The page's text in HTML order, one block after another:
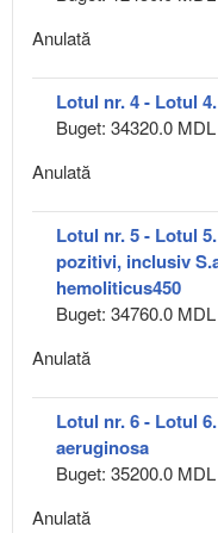
Anulată
Lotul nr. 4 - Lotul
Buget: 34320.0 MDL
Anulată
Lotul nr. 5 - Lotul
pozitivi, inclusiv
hemoliticus450
Buget: 34760.0 MDL
Anulată
Lotul nr. 6 - Lotul
aeruginosa
Buget: 35200.0 MDL
Anulată